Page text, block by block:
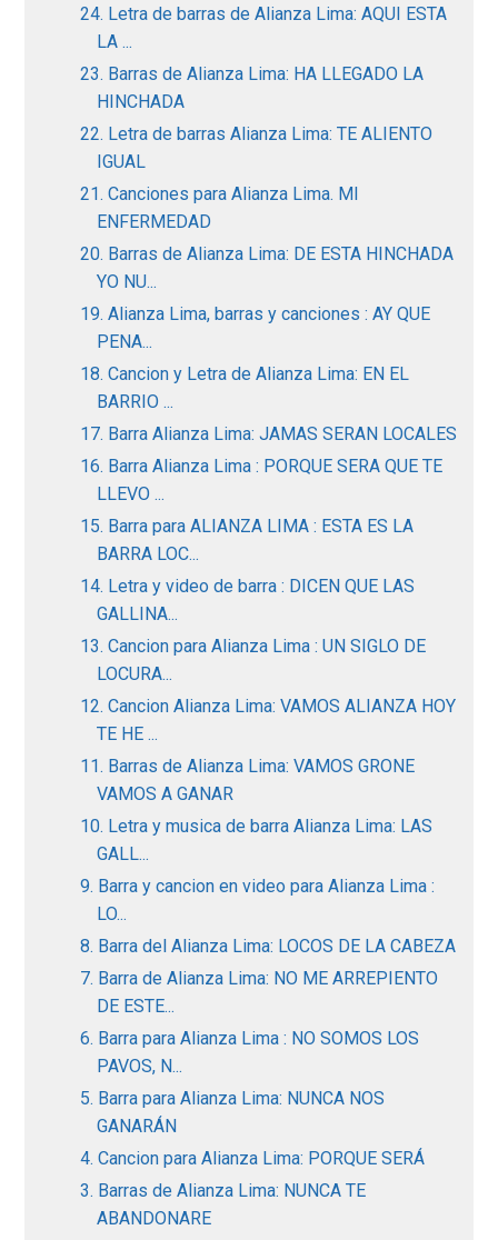
24. Letra de barras de Alianza Lima: AQUI ESTA
LA ...
23. Barras de Alianza Lima: HA LLEGADO LA
HINCHADA
22. Letra de barras Alianza Lima: TE ALIENTO
IGUAL
21. Canciones para Alianza Lima. MI
ENFERMEDAD
20. Barras de Alianza Lima: DE ESTA HINCHADA
YO NU...
19. Alianza Lima, barras y canciones : AY QUE
PENA...
18. Cancion y Letra de Alianza Lima: EN EL
BARRIO ...
17. Barra Alianza Lima: JAMAS SERAN LOCALES
16. Barra Alianza Lima : PORQUE SERA QUE TE
LLEVO ...
15. Barra para ALIANZA LIMA : ESTA ES LA
BARRA LOC...
14. Letra y video de barra : DICEN QUE LAS
GALLINA...
13. Cancion para Alianza Lima : UN SIGLO DE
LOCURA...
12. Cancion Alianza Lima: VAMOS ALIANZA HOY
TE HE ...
11. Barras de Alianza Lima: VAMOS GRONE
VAMOS A GANAR
10. Letra y musica de barra Alianza Lima: LAS
GALL...
9. Barra y cancion en video para Alianza Lima :
LO...
8. Barra del Alianza Lima: LOCOS DE LA CABEZA
7. Barra de Alianza Lima: NO ME ARREPIENTO
DE ESTE...
6. Barra para Alianza Lima : NO SOMOS LOS
PAVOS, N...
5. Barra para Alianza Lima: NUNCA NOS
GANARÁN
4. Cancion para Alianza Lima: PORQUE SERÁ
3. Barras de Alianza Lima: NUNCA TE
ABANDONARE